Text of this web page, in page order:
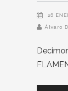
26
Álvaro